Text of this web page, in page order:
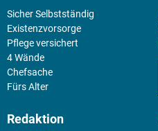
Sicher Selbstständig
Existenz­vorsorge
Pflege versichert
4 Wände
Chefsache
Fürs Alter
Redaktion